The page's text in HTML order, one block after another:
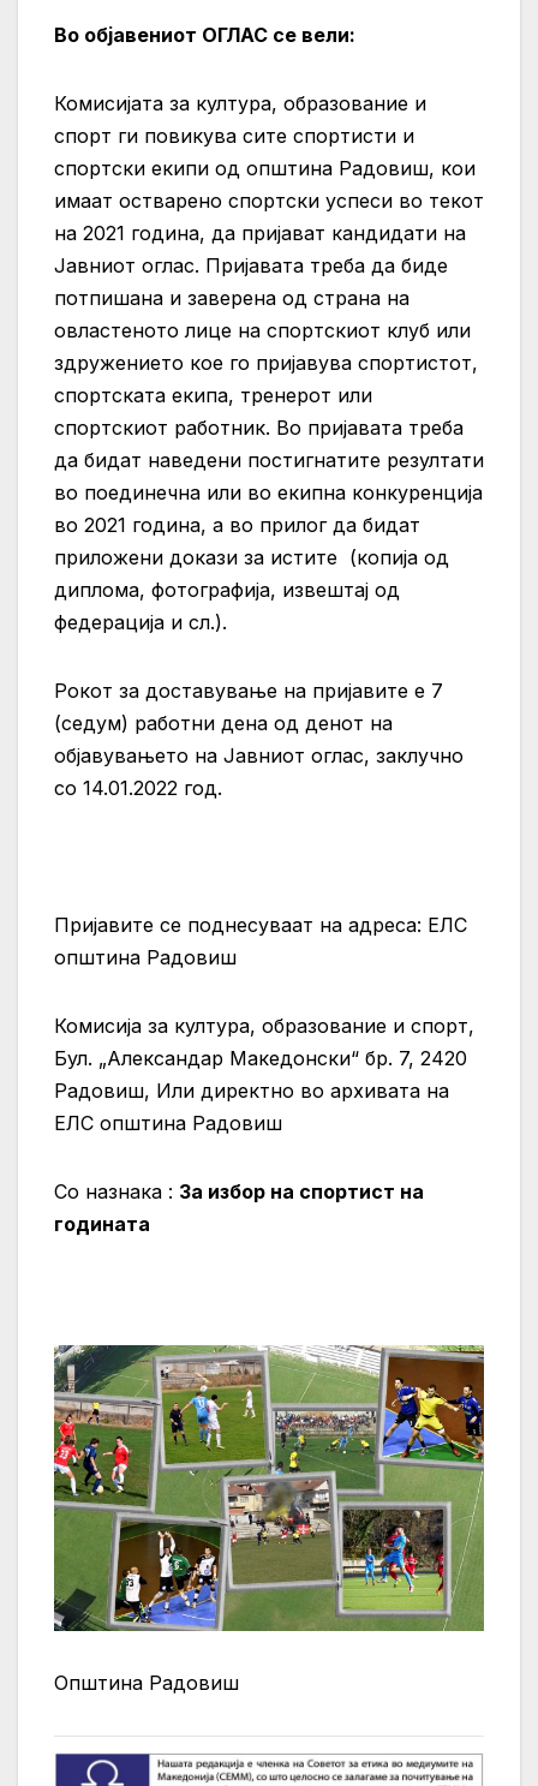
Во објавениот ОГЛАС се вели:
Комисијата за култура, образование и
спорт ги повикува сите спортисти и
спортски екипи од општина Радовиш, кои
имаат остварено спортски успеси во текот
на 2021 година, да пријават кандидати на
Јавниот оглас. Пријавата треба да биде
потпишана и заверена од страна на
овластеното лице на спортскиот клуб или
здружението кое го пријавува спортистот,
спортската екипа, тренерот или
спортскиот работник. Во пријавата треба
да бидат наведени постигнатите резултати
во поединечна или во екипна конкуренција
во 2021 година, а во прилог да бидат
приложени докази за истите (копија од
диплома, фотографија, извештај од
федерација и сл.).
Рокот за доставување на пријавите е 7
(седум) работни дена од денот на
објавувањето на Јавниот оглас, заклучно
со 14.01.2022 год.
Пријавите се поднесуваат на адреса: ЕЛС
општина Радовиш
Комисија за култура, образование и спорт,
Бул. „Александар Македонски“ бр. 7, 2420
Радовиш, Или директно во архивата на
ЕЛС општина Радовиш
Со назнака : За избор на спортист на
годината
Општина Радовиш